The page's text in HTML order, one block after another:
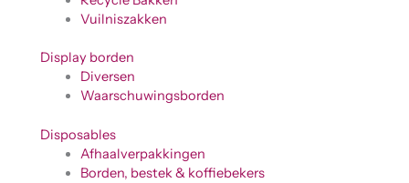
Vuilniszakken
Display borden
Diversen
Waarschuwingsborden
Disposables
Afhaalverpakkingen
Borden, bestek & koffiebekers